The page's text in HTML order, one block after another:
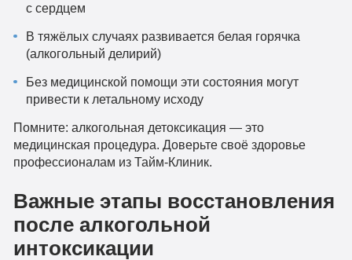
с сердцем
В тяжёлых случаях развивается белая горячка
(алкогольный делирий)
Без медицинской помощи эти состояния могут
привести к летальному исходу
Помните: алкогольная детоксикация — это
медицинская процедура. Доверьте своё здоровье
профессионалам из Тайм-Клиник.
Важные этапы восстановления
после алкогольной
интоксикации